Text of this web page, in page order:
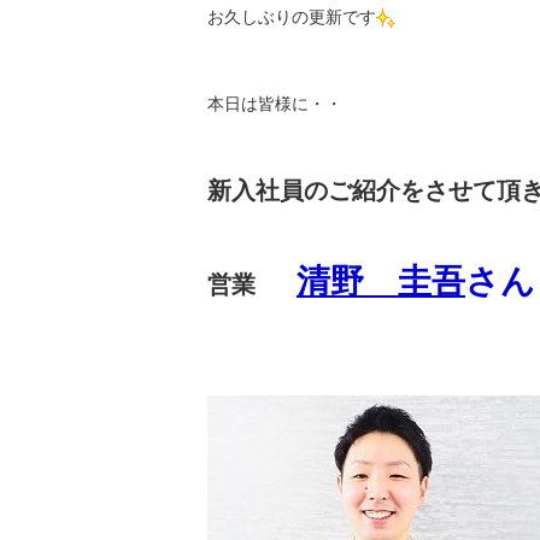
お久しぶりの更新です
本日は皆様に・・
新入社員のご紹介をさせて頂
営業 清野 圭吾さん